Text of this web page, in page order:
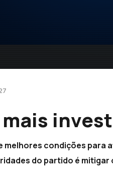
mais
melhores condições
do partido é